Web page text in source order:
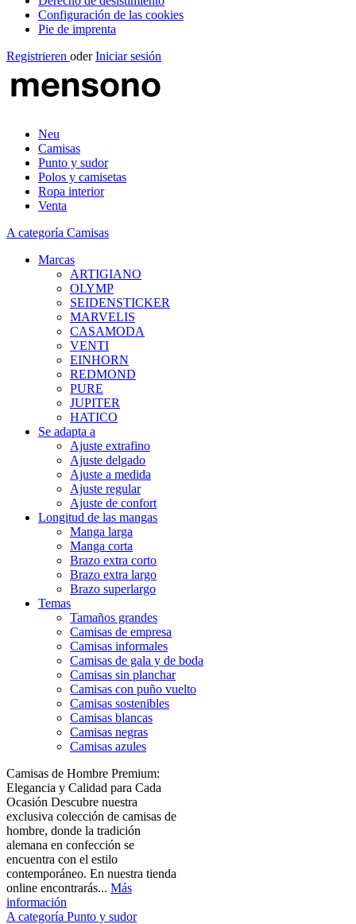
Configuración de las cookies
Pie de imprenta
Registrieren oder Iniciar sesión
Neu
Camisas
Punto y sudor
Polos y camisetas
Ropa interior
Venta
A categoría Camisas
Marcas
ARTIGIANO
OLYMP
SEIDENSTICKER
MARVELIS
CASAMODA
VENTI
EINHORN
REDMOND
PURE
JUPITER
HATICO
Se adapta a
Ajuste extrafino
Ajuste delgado
Ajuste a medida
Ajuste regular
Ajuste de confort
Longitud de las mangas
Manga larga
Manga corta
Brazo extra corto
Brazo extra largo
Brazo superlargo
Temas
Tamaños grandes
Camisas de empresa
Camisas informales
Camisas de gala y de boda
Camisas sin planchar
Camisas con puño vuelto
Camisas sostenibles
Camisas blancas
Camisas negras
Camisas azules
Camisas de Hombre Premium:
Elegancia y Calidad para Cada
Ocasión Descubre nuestra
exclusiva colección de camisas de
hombre, donde la tradición
alemana en confección se
encuentra con el estilo
contemporáneo. En nuestra tienda
online encontrarás... Más
información
A categoría Punto y sudor